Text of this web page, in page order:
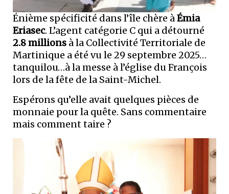
Énième spécificité dans l’île chère àÉmia
Eriasec. L’agent catégorie C qui a détourné
2.8 millions à la Collectivité Territoriale de
Martinique a été vu le 29 septembre 2025…
tanquilou…à la messe à l’église du François
lors de la fête de la Saint-Michel.
Espérons qu’elle avait quelques pièces de
monnaie pour la quête. Sans commentaire
mais comment taire ?